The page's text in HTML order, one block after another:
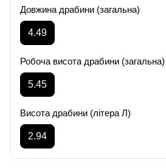
Довжина драбини (загальна)
4.49
Робоча висота драбини (загальна)
5.45
Висота драбини (літера Л)
2.94